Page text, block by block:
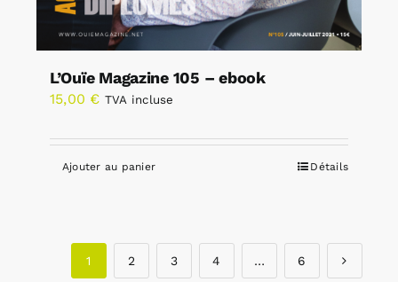
L’Ouïe Magazine 105 – ebook
15,00 € TVA incluse
Ajouter au panier Détails
1 2 3 4 … 6